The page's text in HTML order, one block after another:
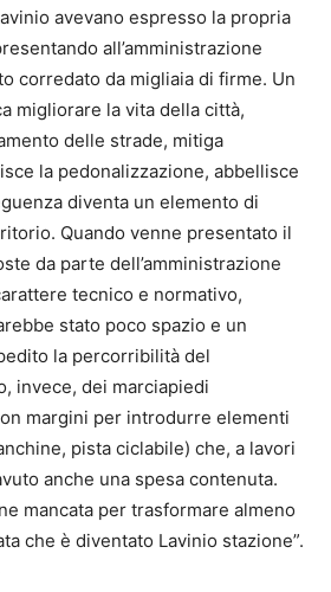
avevano espresso la propria
all’amministrazione
corredato da migliaia di firme. Un
migliorare la vita della città,
delle strade, mitiga
la pedonalizzazione, abbellisce
diventa un elemento di
Quando venne presentato il
da parte dell’amministrazione
tecnico e normativo,
stato poco spazio e un
la percorribilità del
invece, dei marciapiedi
margini per introdurre elementi
pista ciclabile) che, a lavori
anche una spesa contenuta.
mancata per trasformare almeno
che è diventato Lavinio stazione”.